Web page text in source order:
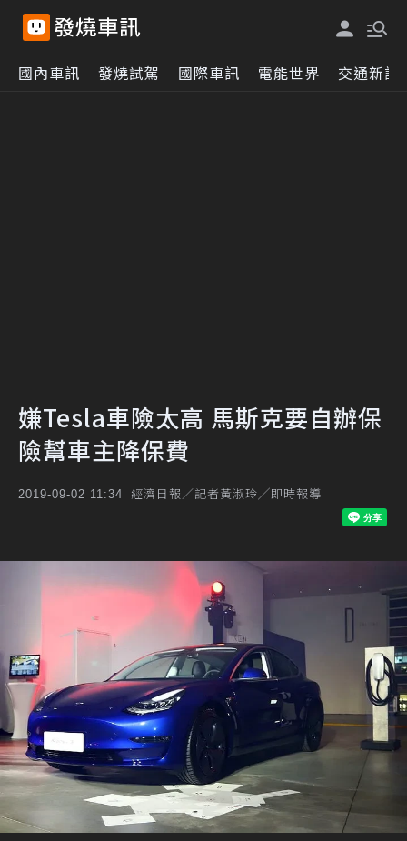
國內車訊 發燒試駕 國際車訊 電能世界 交通新訊
嫌Tesla車險太高 馬斯克要自辦保
險幫車主降保費
2019-09-02 11:34 經濟日報／記者黃淑玲╱即時報導